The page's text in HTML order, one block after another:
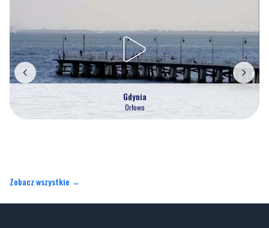
Gdynia
Orłowo
Zobacz wszystkie →